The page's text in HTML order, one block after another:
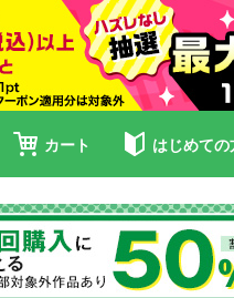
カート はじめての